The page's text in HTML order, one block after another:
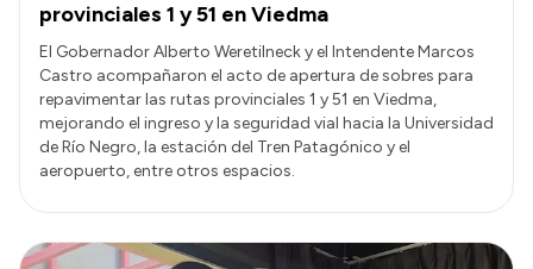
provinciales 1 y 51 en Viedma
El Gobernador Alberto Weretilneck y el Intendente Marcos
Castro acompañaron el acto de apertura de sobres para
repavimentar las rutas provinciales 1 y 51 en Viedma,
mejorando el ingreso y la seguridad vial hacia la Universidad
de Río Negro, la estación del Tren Patagónico y el
aeropuerto, entre otros espacios.